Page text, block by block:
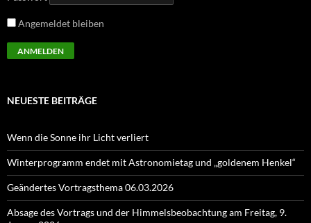
Angemeldet bleiben
NEUESTE BEITRÄGE
Wenn die Sonne ihr Licht verliert
Winterprogramm endet mit Astronomietag und „goldenem Henkel“
Geändertes Vortragsthema 06.03.2026
Absage des Vortrags und der Himmelsbeobachtung am Freitag, 9.